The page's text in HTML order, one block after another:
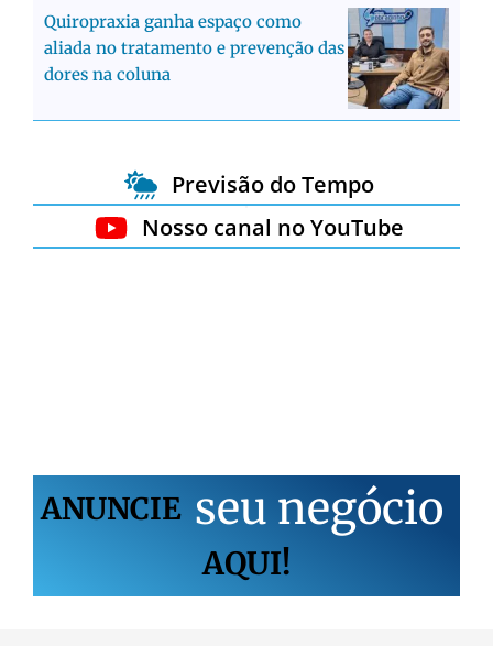
Quiropraxia ganha espaço como
aliada no tratamento e prevenção das
dores na coluna
Previsão do Tempo
Nosso canal no YouTube
ANUNCIE seu negócio
AQUI!